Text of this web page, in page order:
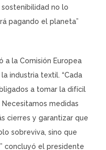
no lo
pagando el planeta”
a la Comisión Europea
industria textil. “Cada
a tomar la difícil
medidas
cierres y garantizar que
sobreviva, sino que
concluyó el presidente